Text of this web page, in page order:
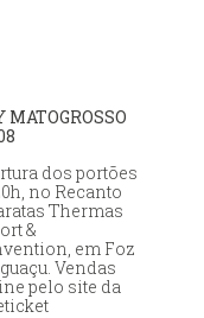
MATOGROSSO
dos portões
no Recanto
Thermas
&
em Foz
Vendas
pelo site da